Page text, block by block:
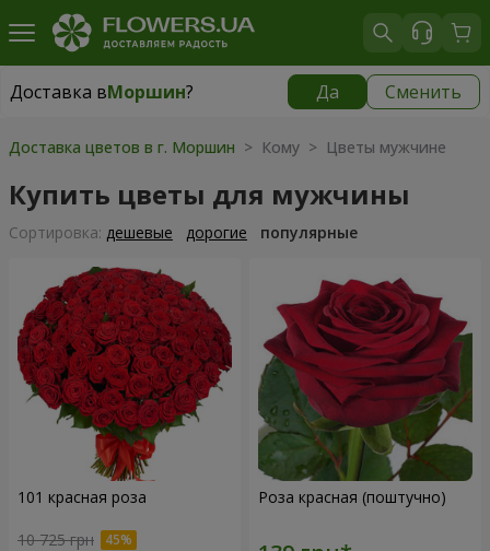
Доставка вМоршин? Да Сменить
Доставка вМоршин|
Доставка цветов в г. Моршин > Кому > Цветы мужчине
Купить цветы для мужчины
Cортировка: дешевые дорогие популярные
101 красная роза
10 725 грн
Роза красная (поштучно)